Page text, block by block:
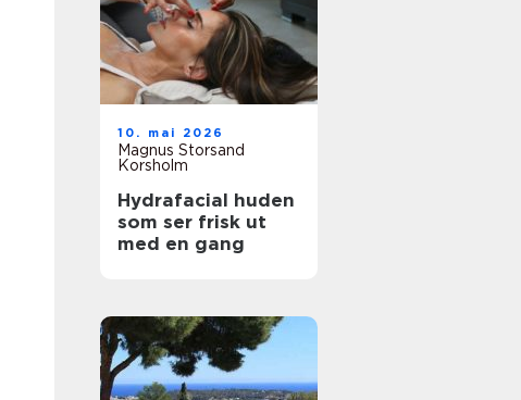
10. mai 2026
Magnus Storsand
Korsholm
Hydrafacial huden
som ser frisk ut
med en gang